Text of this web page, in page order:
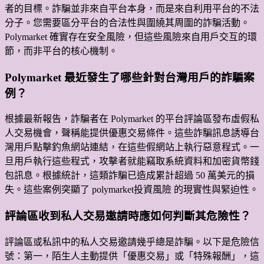
者的目標。詐騙並非來自平台本身，而是來自利用平台的不法
分子。您需要區分平台的合法性與圍繞其周圍的詐騙活動。
Polymarket 確實存在安全風險，但這些風險來自用戶交互的環
節，而非平台的核心機制。
Polymarket 最近發生了哪些針對台灣用戶的詐騙案
例？
根據最新報告，詐騙者在 Polymarket 的平台評論區發布虛假私
人交易機會，聲稱能提供優惠交易條件。這些詐騙訊息誘導台
灣用戶點擊釣魚網站連結，在這些假網站上執行惡意程式。一
旦用戶執行這些程式，攻擊者就能竊取系統資料和加密貨幣錢
包訊息。根據統計，這類詐騙已造成累計超過 50 萬美元的損
失。這些案例突顯了 polymarket投資風險 的現實性與緊迫性。
評論區收到私人交易邀請時應如何判斷其危險性？
評論區或私訊中的私人交易邀請幾乎總是詐騙。以下是危險信
號：第一，陌生人主動提供「優惠交易」或「特殊報酬」，這